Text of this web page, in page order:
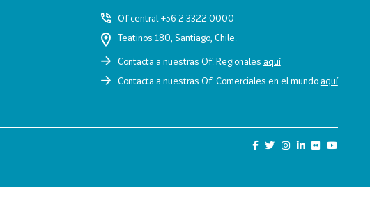
Of central +56 2 3322 0000
Teatinos 180, Santiago, Chile.
Contacta a nuestras Of. Regionales aquí
Contacta a nuestras Of. Comerciales en el mundoaquí